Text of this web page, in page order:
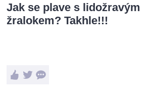
Jak se plave s lidožravým
žralokem? Takhle!!!